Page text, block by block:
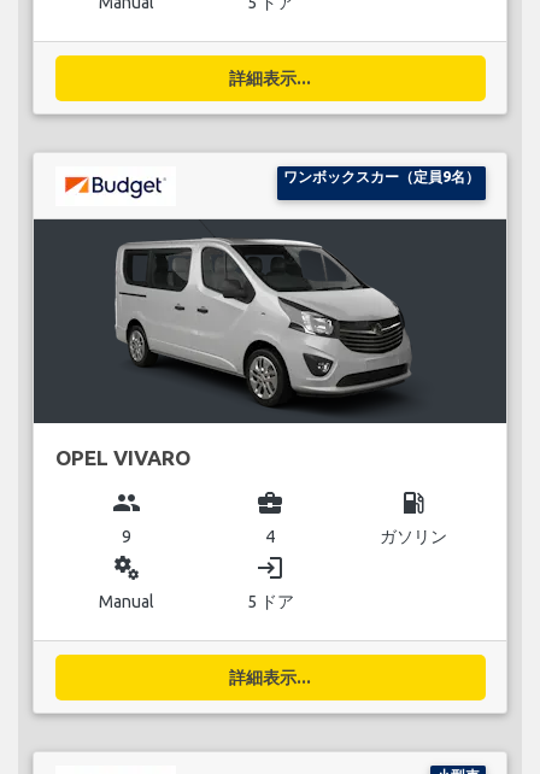
詳細表示...
ワンボックスカー（定員9名）
OPEL VIVARO
group
9
business_center
4
local_gas_station
ガソリン
miscellaneous_services
Manual
login
5 ドア
詳細表示...